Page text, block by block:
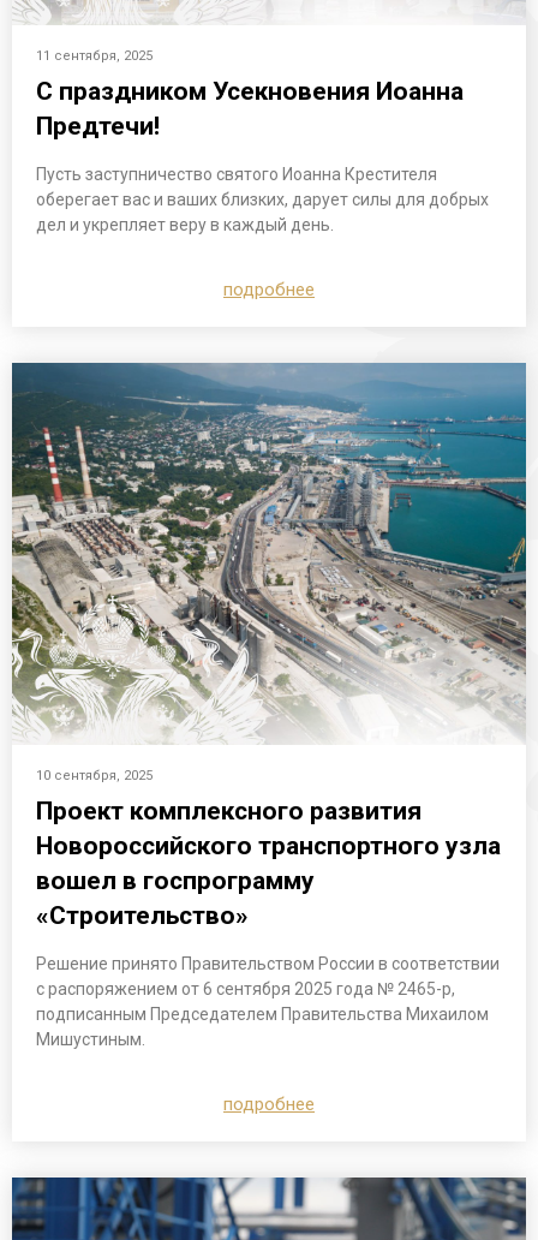
11 сентября, 2025
С праздником Усекновения Иоанна
Предтечи!
Пусть заступничество святого Иоанна Крестителя
оберегает вас и ваших близких, дарует силы для добрых
дел и укрепляет веру в каждый день.
подробнее
10 сентября, 2025
Проект комплексного развития
Новороссийского транспортного узла
вошел в госпрограмму
«Строительство»
Решение принято Правительством России в соответствии
с распоряжением от 6 сентября 2025 года № 2465-р,
подписанным Председателем Правительства Михаилом
Мишустиным.
подробнее